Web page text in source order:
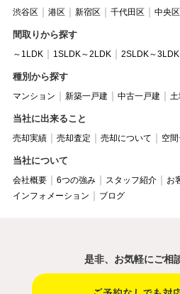
渋谷区 港区 新宿区 千代田区 中央区
間取りから探す
～1LDK 1SLDK～2LDK 2SLDK～3LDK
種別から探す
マンション 新築一戸建 中古一戸建
当社に出来ること
売却実績 売却査定 売却について 空
当社について
会社概要 6つの強み スタッフ紹介
お
インフォメーション
ブログ
是非、お気軽にご相